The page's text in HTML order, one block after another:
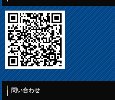
問い合わせ